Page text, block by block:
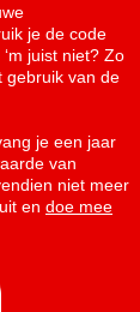
je de code
juist niet? Zo
gebruik van de
je een jaar
van
niet meer
en doe mee